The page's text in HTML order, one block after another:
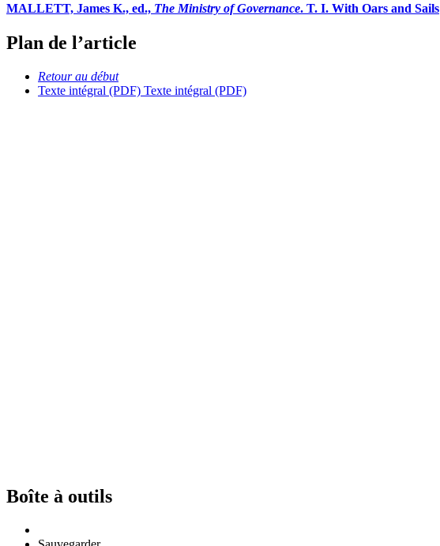
MALLETT, James K., ed., The Ministry of Governance. T. I. With Oars and Sails
Plan de l’article
Retour au début
Texte intégral (PDF) Texte intégral (PDF)
Boîte à outils